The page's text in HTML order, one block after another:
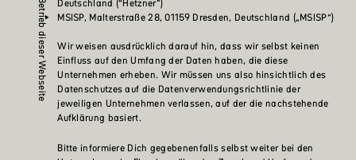
MSISP, Malterstraße 28, 01159 Dresden, Deutschland („MSISP“)
Wir weisen ausdrücklich darauf hin, dass wir selbst keinen
Einfluss auf den Umfang der Daten haben, die diese
Unternehmen erheben. Wir müssen uns also hinsichtlich des
Datenschutzes auf die Datenverwendungsrichtlinie der
jeweiligen Unternehmen verlassen, auf der die nachstehende
Aufklärung basiert.
Bitte informiere Dich gegebenenfalls selbst weiter bei den